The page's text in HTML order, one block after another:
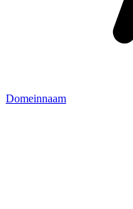
Domeinnaam